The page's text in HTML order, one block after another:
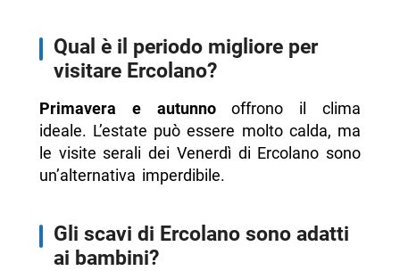
Qual è il periodo migliore per
visitare Ercolano?
Primavera e autunnooffrono il clima
ideale. L’estate può essere molto calda, ma
le visite serali dei Venerdì di Ercolano sono
un’alternativa imperdibile.
Gli scavi di Ercolano sono adatti
ai bambini?